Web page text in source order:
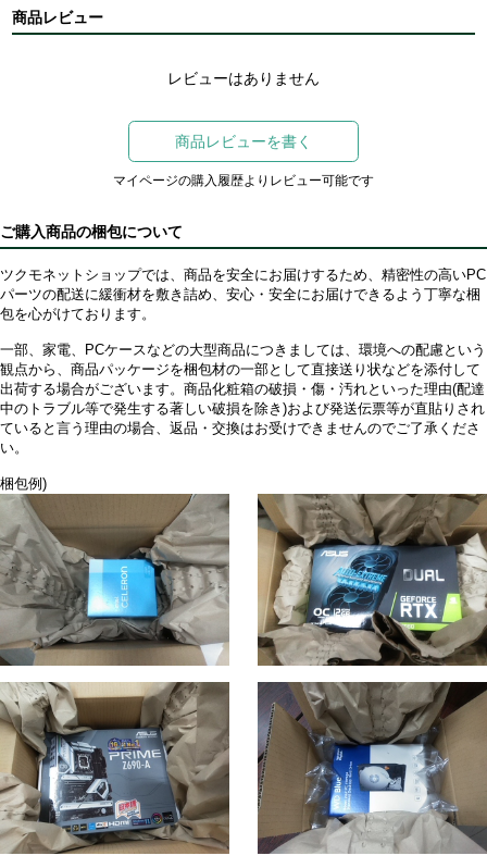
商品レビュー
レビューはありません
商品レビューを書く
マイページの購入履歴よりレビュー可能です
ご購入商品の梱包について
ツクモネットショップでは、商品を安全にお届けするため、精密性の高いPC
パーツの配送に緩衝材を敷き詰め、安心・安全にお届けできるよう丁寧な梱
包を心がけております。
一部、家電、PCケースなどの大型商品につきましては、環境への配慮という
観点から、商品パッケージを梱包材の一部として直接送り状などを添付して
出荷する場合がございます。商品化粧箱の破損・傷・汚れといった理由(配達
中のトラブル等で発生する著しい破損を除き)および発送伝票等が直貼りされ
ていると言う理由の場合、返品・交換はお受けできませんのでご了承くださ
い。
梱包例)